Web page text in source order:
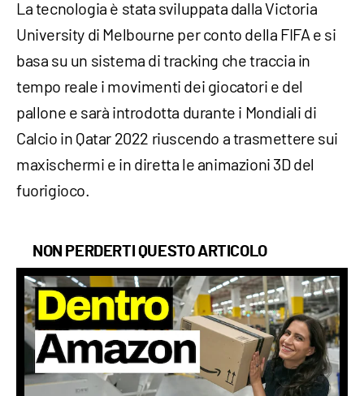
La tecnologia è stata sviluppata dalla Victoria
University di Melbourne per conto della FIFA e si
basa su un sistema di tracking che traccia in
tempo reale i movimenti dei giocatori e del
pallone e sarà introdotta durante i Mondiali di
Calcio in Qatar 2022 riuscendo a trasmettere sui
maxischermi e in diretta le animazioni 3D del
fuorigioco.
NON PERDERTI QUESTO ARTICOLO